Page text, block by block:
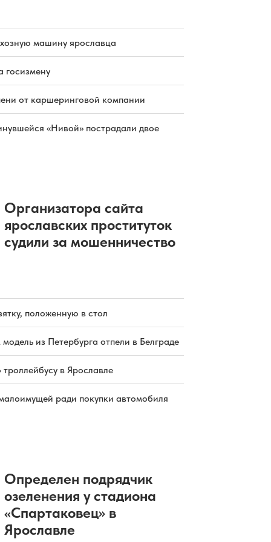
06.08.2026 17:13 ОБЩЕСТВО
Резервисты отряда «БАРС» выходят
на дежурство в Ярославле
06.08.2026 17:05|ОБЩЕСТВО
В России вырос объем выдачи
ипотеки
машину ярославца
госизмену
от каршеринговой компании
«Нивой» пострадали двое
Организатора сайта
ярославских проституток
судили за мошенничество
положенную в стол
из Петербурга отпели в Белграде
троллейбусу в Ярославле
ради покупки автомобиля
Определен подрядчик
озеленения у стадиона
«Спартаковец» в
Ярославле